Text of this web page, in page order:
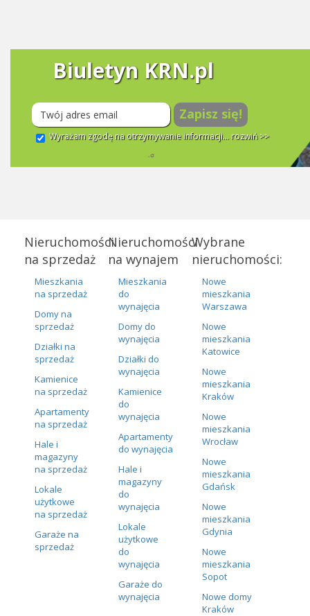
Biuletyn KRN.pl
Zapisz się!
Wyrażam zgodę na otrzymywanie informacji... rozwiń >>
Nieruchomości
na sprzedaż
Mieszkania
na sprzedaż
Domy na
sprzedaż
Działki na
sprzedaż
Kamienice
na sprzedaż
Apartamenty
na sprzedaż
Hale i
magazyny
na sprzedaż
Lokale
użytkowe
na sprzedaż
Garaże na
sprzedaż
Nieruchomości
na wynajem
Mieszkania
do
wynajęcia
Domy do
wynajęcia
Działki do
wynajęcia
Kamienice
do
wynajęcia
Apartamenty
do wynajęcia
Hale i
magazyny
do
wynajęcia
Lokale
użytkowe
do
wynajęcia
Garaże do
wynajęcia
Wybrane
nieruchomości:
Nowe
mieszkania
Warszawa
Nowe
mieszkania
Katowice
Nowe
mieszkania
Kraków
Nowe
mieszkania
Wrocław
Nowe
mieszkania
Gdańsk
Nowe
mieszkania
Gdynia
Nowe
mieszkania
Sopot
Nowe domy
Kraków